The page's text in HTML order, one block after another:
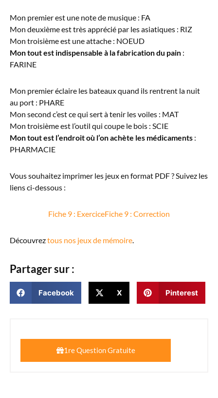
Mon premier est une note de musique : FA
Mon deuxième est très apprécié par les asiatiques : RIZ
Mon troisième est une attache : NOEUD
Mon tout est indispensable à la fabrication du pain :
FARINE
Mon premier éclaire les bateaux quand ils rentrent la nuit
au port : PHARE
Mon second c’est ce qui sert à tenir les voiles : MAT
Mon troisième est l’outil qui coupe le bois : SCIE
Mon tout est l’endroit où l’on achète les médicaments :
PHARMACIE
Vous souhaitez imprimer les jeux en format PDF ? Suivez les
liens ci-dessous :
Fiche 9 : ExerciceFiche 9 : Correction
Découvreztous nos jeux de mémoire.
Partager sur :
Facebook X Pinterest
1re Question Gratuite